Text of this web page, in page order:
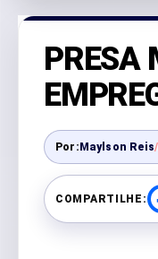
PRESA
Por:Maylson Reis/
COMPARTILHE: